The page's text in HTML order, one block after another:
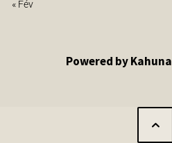
« Fév
Powered byKahuna